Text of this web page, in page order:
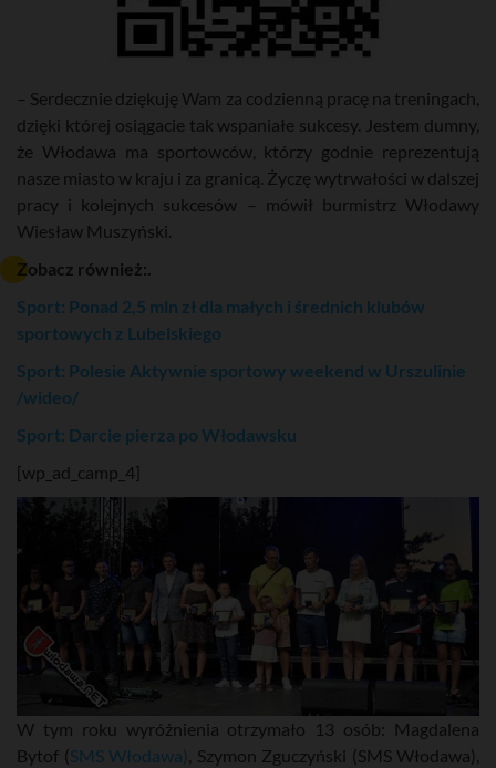
– Serdecznie dziękuję Wam za codzienną pracę na treningach,
dzięki której osiągacie tak wspaniałe sukcesy. Jestem dumny,
że Włodawa ma sportowców, którzy godnie reprezentują
nasze miasto w kraju i za granicą. Życzę wytrwałości w dalszej
pracy i kolejnych sukcesów – mówił burmistrz Włodawy
Wiesław Muszyński.
Zobacz również:.
Sport: Ponad 2,5 mln zł dla małych i średnich klubów
sportowych z Lubelskiego
Sport: Polesie Aktywnie sportowy weekend w Urszulinie
/wideo/
Sport: Darcie pierza po Włodawsku
[wp_ad_camp_4]
W tym roku wyróżnienia otrzymało 13 osób: Magdalena
Bytof (SMS Włodawa) , Szymon Zguczyński (SMS Włodawa),